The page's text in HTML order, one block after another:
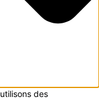
des